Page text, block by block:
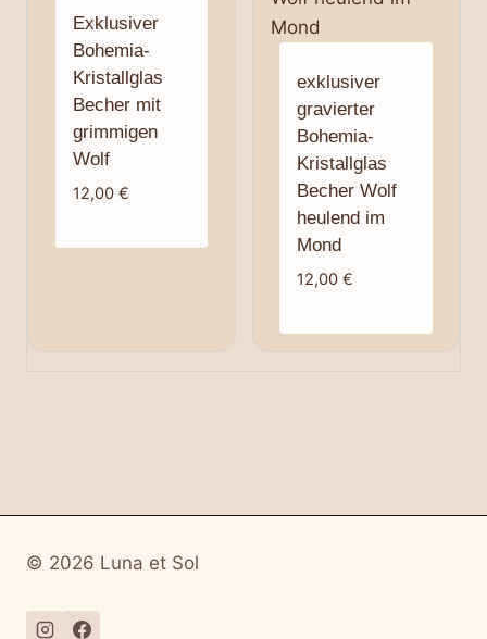
Exklusiver
Bohemia-
Kristallglas
Becher mit
grimmigen
Wolf
12,00 €
exklusiver
gravierter
Bohemia-
Kristallglas
Becher Wolf
heulend im
Mond
12,00 €
© 2026 Luna et Sol